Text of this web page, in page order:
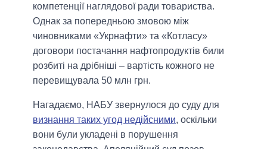
компетенції наглядової ради товариства.
Однак за попередньою змовою між
чиновниками «Укрнафти» та «Котласу»
договори постачання нафтопродуктів били
розбиті на дрібніші – вартість кожного не
перевищувала 50 млн грн.
Нагадаємо, НАБУ звернулося до суду для
визнання таких угод недійсними, оскільки
вони були укладені в порушення